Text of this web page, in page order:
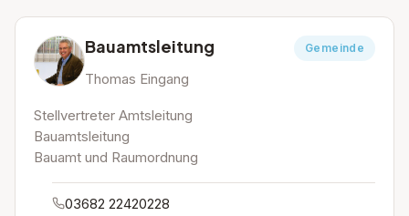
Bauamtsleitung
Thomas Eingang
Gemeinde
Stellvertreter Amtsleitung
Bauamtsleitung
Bauamt und Raumordnung
03682 22420228